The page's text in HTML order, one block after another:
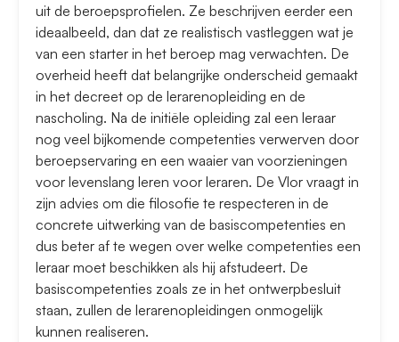
uit de beroepsprofielen. Ze beschrijven eerder een
ideaalbeeld, dan dat ze realistisch vastleggen wat je
van een starter in het beroep mag verwachten. De
overheid heeft dat belangrijke onderscheid gemaakt
in het decreet op de lerarenopleiding en de
nascholing. Na de initiële opleiding zal een leraar
nog veel bijkomende competenties verwerven door
beroepservaring en een waaier van voorzieningen
voor levenslang leren voor leraren. De Vlor vraagt in
zijn advies om die filosofie te respecteren in de
concrete uitwerking van de basiscompetenties en
dus beter af te wegen over welke competenties een
leraar moet beschikken als hij afstudeert. De
basiscompetenties zoals ze in het ontwerpbesluit
staan, zullen de lerarenopleidingen onmogelijk
kunnen realiseren.